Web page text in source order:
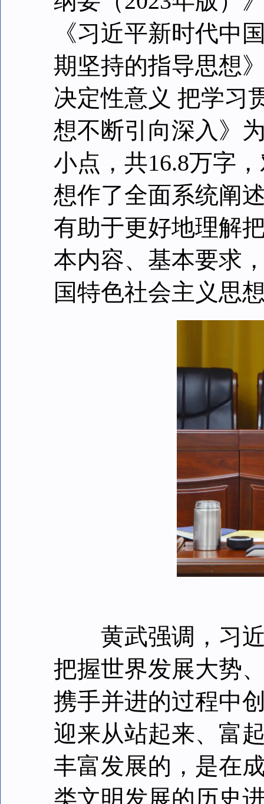
《习近平新时代中
期坚持的指导思想
决定性意义 把学习
想不断引向深入》
小点，共16.8万字
想作了全面系统阐
有助于更好地理解
本内容、基本要求
国特色社会主义思
黄武强调，习近
把握世界发展大势
携手并进的过程中
迎来从站起来、富
丰富发展的，是在
类文明发展的历史